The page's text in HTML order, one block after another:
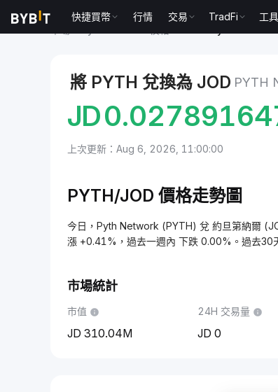
快捷買幣 行情 交易 TradFi 工具
將 PYTH 兌換為 JOD PYTH
JD
上次更新：Aug 6, 2026, 11:00:00
PYTH/JOD 價格走勢圖
今日，Pyth Network (PYTH) 兌 約旦第納爾
漲 +0.41%，過去一週內 下跌 0.00%。過去30
市場統計
市值
310.04M
24H 交易量
0